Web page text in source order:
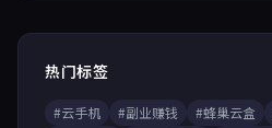
热门标签
#云手机 #副业赚钱 #蜂巢云盒